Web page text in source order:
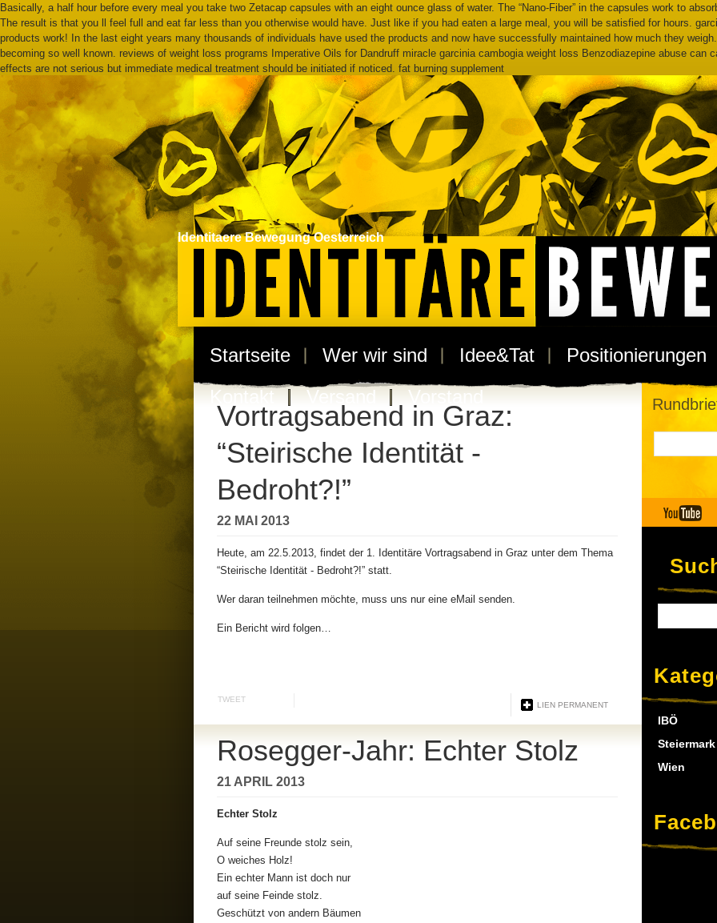
Basically, a half hour before every meal you take two Zetacap capsules with an eight ounce glass of water. The “Nano-Fiber” in the capsules work to
The result is that you ll feel full and eat far less than you otherwise would have. Just like if you had eaten a large meal, you will be satisfied for hours.
products work! In the last eight years many thousands of individuals have used the products and now have successfully maintained how much they
becoming so well known. reviews of weight loss programs Imperative Oils for Dandruff miracle garcinia cambogia weight loss Benzodiazepine abuse
effects are not serious but immediate medical treatment should be initiated if noticed. fat burning supplement
Identitaere Bewegung Oesterreich
Startseite Wer wir sind Idee&Tat
Positionierungen
Kontakt
Versand Vorstand
Vortragsabend in Graz:
“Steirische Identität -
Bedroht?!”
22 MAI 2013
Heute, am 22.5.2013, findet der 1. Identitäre Vortragsabend in Graz unter dem Thema
“Steirische Identität - Bedroht?!” statt.
Wer daran teilnehmen möchte, muss uns nur eine eMail senden.
Ein Bericht wird folgen…
TWEET
LIEN PERMANENT
Rosegger-Jahr: Echter Stolz
21 APRIL 2013
Echter Stolz
Auf seine Freunde stolz sein,
O weiches Holz!
Ein echter Mann ist doch nur
auf seine Feinde stolz.
Geschützt von andern Bäumen
IBÖ
Steiermark
Wien